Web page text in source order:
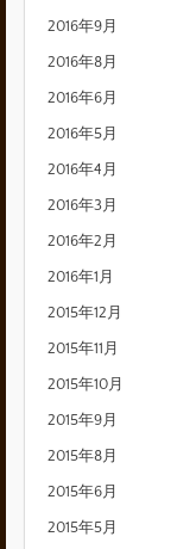
2016年9月
2016年8月
2016年6月
2016年5月
2016年4月
2016年3月
2016年2月
2016年1月
2015年12月
2015年11月
2015年10月
2015年9月
2015年8月
2015年6月
2015年5月